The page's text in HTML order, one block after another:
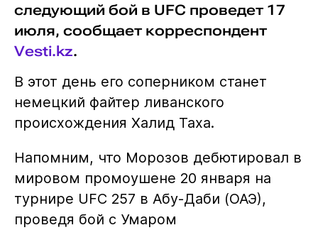
следующий бой в UFC проведет 17
июля, сообщает корреспондент
Vesti.kz.
В этот день его соперником станет
немецкий файтер ливанского
происхождения Халид Таха.
Напомним, что Морозов дебютировал в
мировом промоушене 20 января на
турнире UFC 257 в Абу-Даби (ОАЭ),
проведя бой с Умаром